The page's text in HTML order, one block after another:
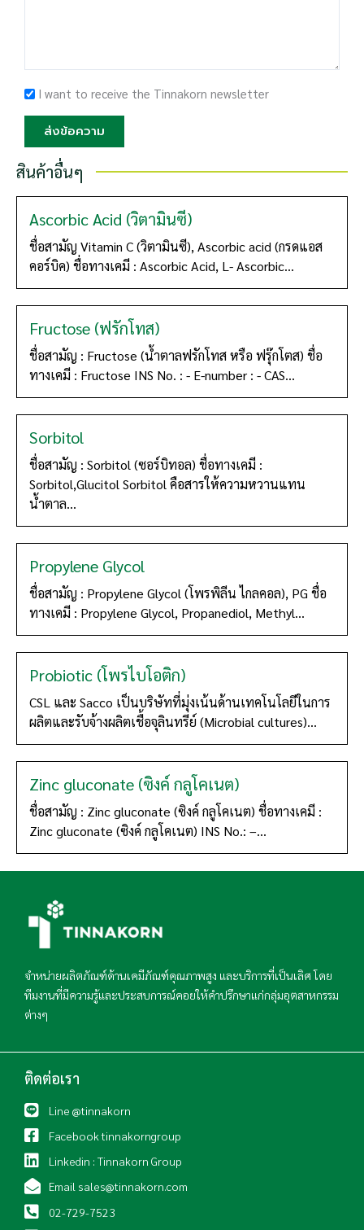
I want to receive the Tinnakorn newsletter
ส่งข้อความ
สินค้าอื่นๆ
Ascorbic Acid (วิตามินซี)
ชื่อสามัญ Vitamin C (วิตามินซี), Ascorbic acid (กรดแอส
คอร์บิค) ชื่อทางเคมี : Ascorbic Acid, L- Ascorbic...
Fructose (ฟรักโทส)
ชื่อสามัญ : Fructose (น้ำตาลฟรักโทส หรือ ฟรุ๊กโตส) ชื่อ
ทางเคมี : Fructose INS No. : - E-number : - CAS...
Sorbitol
ชื่อสามัญ : Sorbitol (ซอร์บิทอล) ชื่อทางเคมี :
Sorbitol,Glucitol Sorbitol คือสารให้ความหวานแทน
น้ำตาล...
Propylene Glycol
ชื่อสามัญ : Propylene Glycol (โพรพิลีน ไกลคอล), PG ชื่อ
ทางเคมี : Propylene Glycol, Propanediol, Methyl...
Probiotic (โพรไบโอติก)
CSL และ Sacco เป็นบริษัทที่มุ่งเน้นด้านเทคโนโลยีในการ
ผลิตและรับจ้างผลิตเชื้อจุลินทรีย์ (Microbial cultures)...
Zinc gluconate (ซิงค์ กลูโคเนต)
ชื่อสามัญ : Zinc gluconate (ซิงค์ กลูโคเนต) ชื่อทางเคมี :
Zinc gluconate (ซิงค์ กลูโคเนต) INS No.: –...
จำหน่ายผลิตภัณฑ์ด้านเคมีภัณฑ์คุณภาพสูง และบริการที่เป็นเลิศ โดย
ทีมงานที่มีความรู้และประสบการณ์คอยให้คำปรึกษาแก่กลุ่มอุตสาหกรรม
ต่างๆ
ติดต่อเรา
Line @tinnakorn
Facebook tinnakorngroup
Linkedin : Tinnakorn Group
Email sales@tinnakorn.com
02-729-7523